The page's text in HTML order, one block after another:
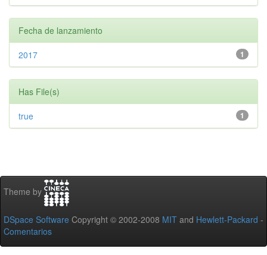
Fecha de lanzamiento
1
2017
Has File(s)
1
true
Theme by
DSpace Software Copyright © 2002-2008 MIT and Hewlett-Packard -
Comentarios